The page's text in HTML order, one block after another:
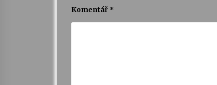
Komentář *